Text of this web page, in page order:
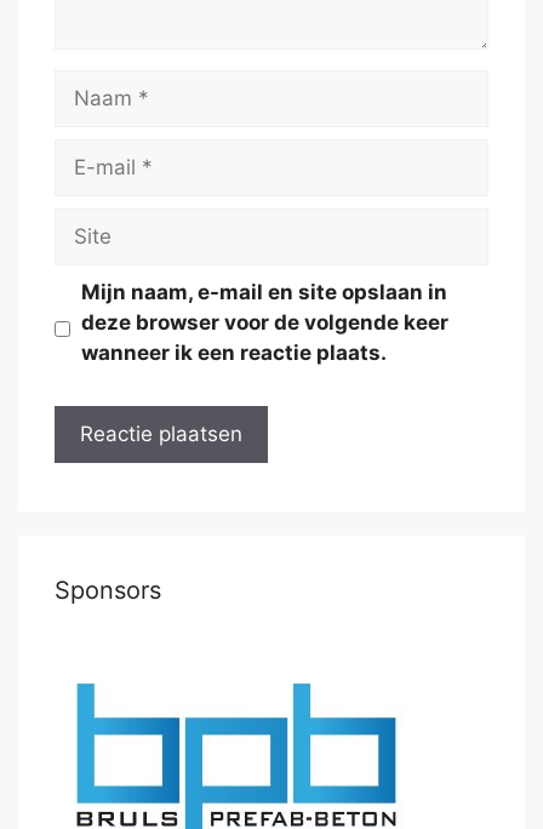
Naam
Site
Mijn naam, e-mail en site opslaan in
deze browser voor de volgende keer
wanneer ik een reactie plaats.
Sponsors